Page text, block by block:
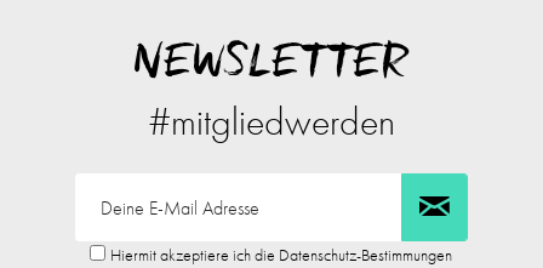
NEWSLETTER
#mitgliedwerden
Hiermit akzeptiere ich die Datenschutz-Bestimmungen